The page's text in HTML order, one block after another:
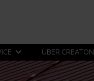
ÜBER CREATON